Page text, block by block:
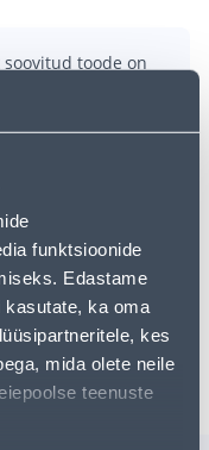
funktsioonide
Edastame
ka oma
kes
mida olete neile
teenuste
toode on
Siiski
palju rõõmu
- oma
et leida
ostlemist!